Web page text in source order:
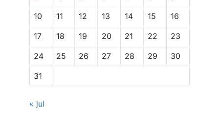
10 11 12 13 14 15 16
17 18 19 20 21 22 23
24 25 26 27 28 29 30
31
« jul